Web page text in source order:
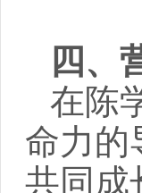
四、
在陈
命力的
共同成